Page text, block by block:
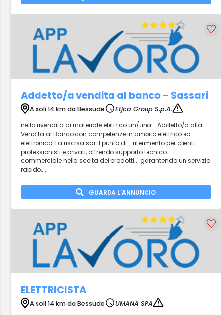
Addetto/a vendita al banco - Sassari
A soli 14 km da Bessude
Etjca Group S.p.A.
nella rivendita di materiale elettrico un/una... Addetto/a alla
Vendita al Banco con competenze in ambito elettrico ed
elettronico. La risorsa sar il punto di... riferimento per clienti
professionisti e privati, offrendo supporto tecnico-
commerciale nella scelta dei prodotti... garantendo un servizio
rapido,...
GUARDA L'ANNUNCIO
ELETTRICISTA
A soli 14 km da Bessude
UMANA SPA